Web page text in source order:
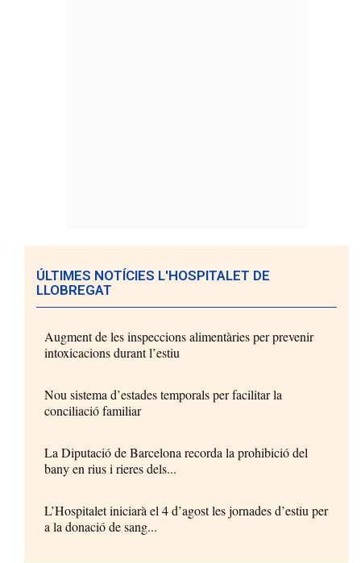
ÚLTIMES NOTÍCIES L'HOSPITALET DE
LLOBREGAT
Augment de les inspeccions alimentàries per prevenir
intoxicacions durant l’estiu
Nou sistema d’estades temporals per facilitar la
conciliació familiar
La Diputació de Barcelona recorda la prohibició del
bany en rius i rieres dels...
L’Hospitalet iniciarà el 4 d’agost les jornades d’estiu per
a la donació de sang...